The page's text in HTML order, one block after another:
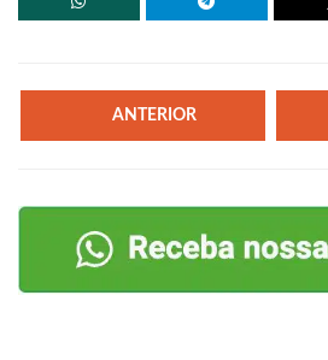
ANTERIOR